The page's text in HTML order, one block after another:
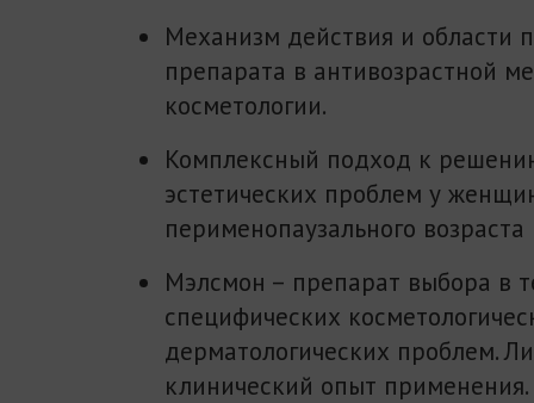
Механизм действия и области
препарата в антивозрастной
косметологии.
Комплексный подход к
эстетических проблем у
перименопаузального
Мэлсмон – препарат выбора в
специфических
дерматологических проблем.
клинический опыт применения.